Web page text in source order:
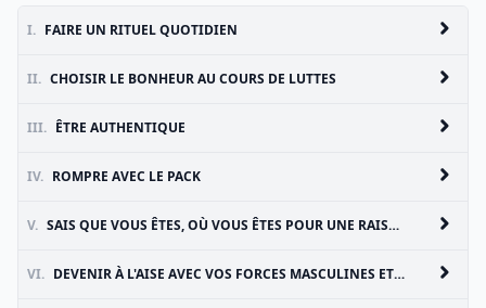
I. FAIRE UN RITUEL QUOTIDIEN
II. CHOISIR LE BONHEUR AU COURS DE LUTTES
III. ÊTRE AUTHENTIQUE
IV. ROMPRE AVEC LE PACK
V. SAIS QUE VOUS ÊTES, OÙ VOUS ÊTES POUR UNE RAISON
VI. DEVENIR À L'AISE AVEC VOS FORCES MASCULINES ET FÉMININES